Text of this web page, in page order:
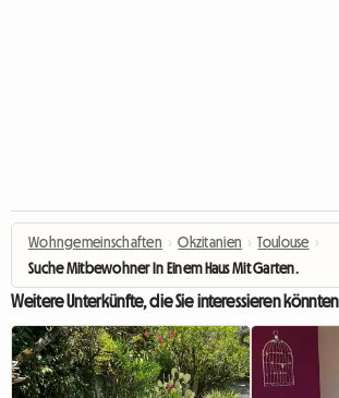
Wohngemeinschaften › Okzitanien › Toulouse ›
Suche Mitbewohner In Einem Haus Mit Garten.
Weitere Unterkünfte, die Sie interessieren könnten